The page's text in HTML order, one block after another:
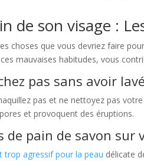
de son visage :
choses que vous devriez faire
mauvaises habitudes, vous
pas sans avoir
pas et ne nettoyez pas
et provoquent des éruptions.
de pain de savon sur
trop agressif pour la peau délicate